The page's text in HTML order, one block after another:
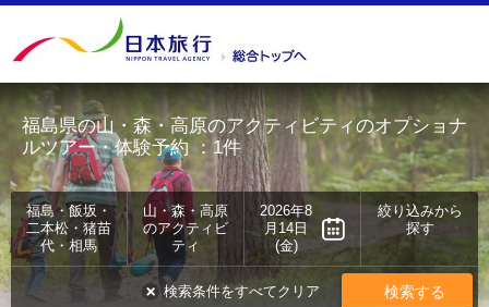
福島県の山・森・高原のアクティビティのオプショナ
ルツアー・体験予約：1件
福島・飯坂・
二本松・猪苗
代・相馬
山・森・高原
のアクティビ
ティ
2026年8
月14日
(金)
絞り込みから
探す
検索する
検索条件をすべてクリア